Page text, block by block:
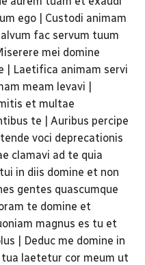
ego | Custodi animam
fac servum tuum
mei domine
| Laetifica animam servi
meam levavi |
et multae
te | Auribus percipe
voci deprecationis
clamavi ad te quia
in diis domine et non
gentes quascumque
te domine et
magnus es tu et
| Deduc me domine in
laetetur cor meum ut